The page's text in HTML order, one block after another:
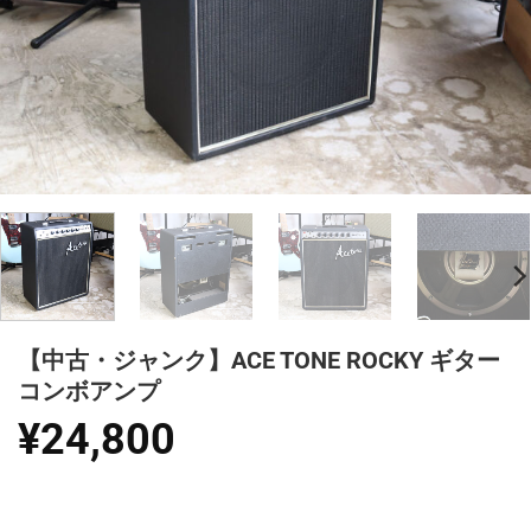
【中古・ジャンク】ACE TONE ROCKY ギター
コンボアンプ
¥24,800